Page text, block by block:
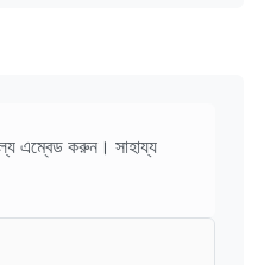
এম্বেড করুন। সাহায্য